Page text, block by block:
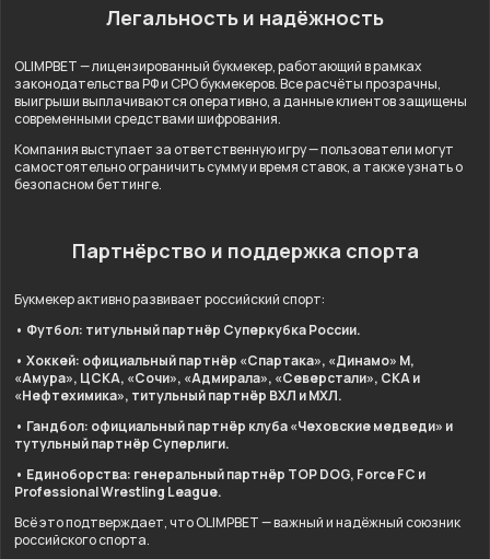
Легальность и надёжность
OLIMPBET — лицензированный букмекер, работающий в рамках
законодательства РФ и СРО букмекеров. Все расчёты прозрачны,
выигрыши выплачиваются оперативно, а данные клиентов защищены
современными средствами шифрования.
Компания выступает за ответственную игру — пользователи могут
самостоятельно ограничить сумму и время ставок, а также узнать о
безопасном беттинге.
Партнёрство и поддержка спорта
Букмекер активно развивает российский спорт:
• Футбол: титульный партнёр Суперкубка России.
• Хоккей: официальный партнёр «Спартака», «Динамо» М,
«Амура», ЦСКА, «Сочи», «Адмирала», «Северстали», СКА и
«Нефтехимика», титульный партнёр ВХЛ и МХЛ.
• Гандбол: официальный партнёр клуба «Чеховские медведи» и
тутульный партнёр Суперлиги.
• Единоборства: генеральный партнёр TOP DOG, Force FC и
Professional Wrestling League.
Всё это подтверждает, что OLIMPBET — важный и надёжный союзник
российского спорта.